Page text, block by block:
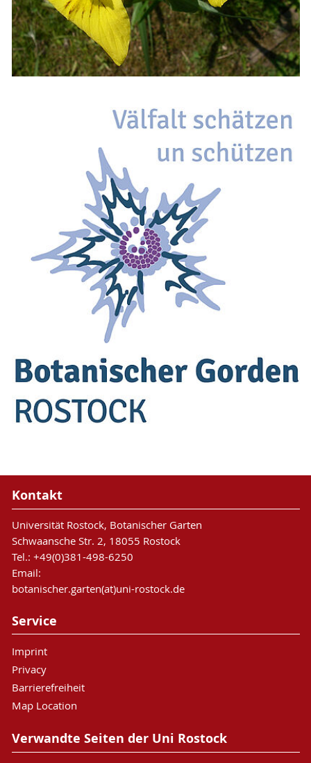
Kontakt
Universität Rostock, Botanischer Garten
Schwaansche Str. 2, 18055 Rostock
Tel.: +49(0)381-498-6250
Email:
botanischer.garten(at)uni-rostock.de
Service
Imprint
Privacy
Barrierefreiheit
Map Location
Verwandte Seiten der Uni Rostock